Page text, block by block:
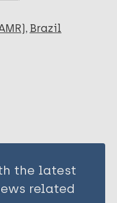
Brazil
the latest
related